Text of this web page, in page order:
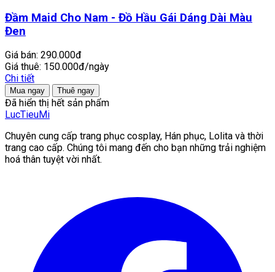
Đầm Maid Cho Nam - Đồ Hầu Gái Dáng Dài Màu
Đen
Giá bán: 290.000đ
Giá thuê: 150.000đ/ngày
Chi tiết
Mua ngay Thuê ngay
Đã hiển thị hết sản phẩm
LucTieuMi
Chuyên cung cấp trang phục cosplay, Hán phục, Lolita và thời
trang cao cấp. Chúng tôi mang đến cho bạn những trải nghiệm
hoá thân tuyệt vời nhất.